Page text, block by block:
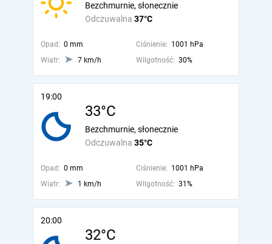
Odczuwalna 37°C
Bezchmurnie, słonecznie
Opad: 0 mm Ciśnienie: 1001 hPa
Wiatr:
7 km/h Wilgotność: 30%
19:00
33°C
Odczuwalna 35°C
Bezchmurnie, słonecznie
Opad: 0 mm Ciśnienie: 1001 hPa
Wiatr:
1 km/h Wilgotność: 31%
20:00
32°C